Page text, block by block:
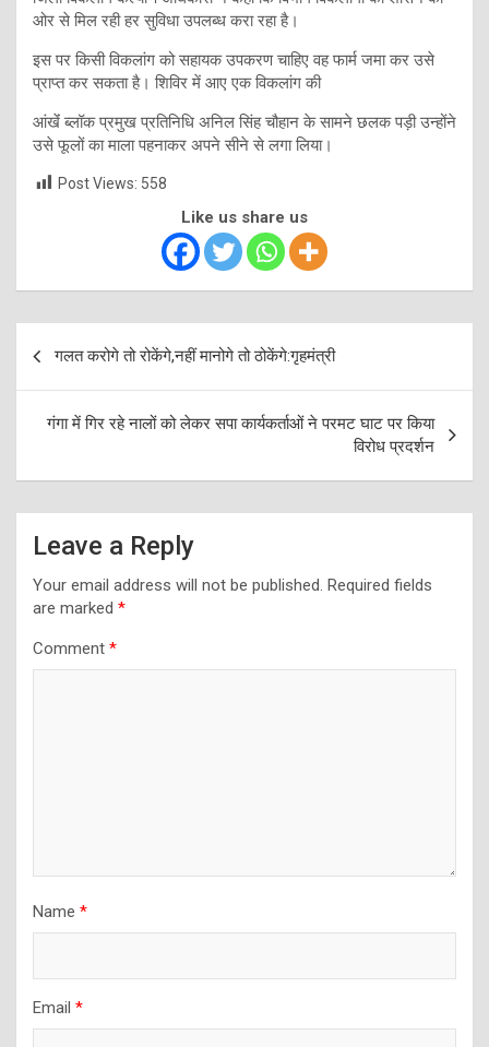
ओर से मिल रही हर सुविधा उपलब्ध करा रहा है।
इस पर किसी विकलांग को सहायक उपकरण चाहिए वह फार्म जमा कर उसे
प्राप्त कर सकता है। शिविर में आए एक विकलांग की
आंखेंं ब्लॉक प्रमुख प्रतिनिधि अनिल सिंह चौहान के सामने छलक पड़ी उन्होंने
उसे फूलों का माला पहनाकर अपने सीने से लगा लिया।
Post Views: 558
Like us share us
गलत करोगे तो रोकेंगे,नहीं मानोगे तो ठोकेंगे:गृहमंत्री
गंगा में गिर रहे नालों को लेकर सपा कार्यकर्ताओं ने परमट घाट पर किया
विरोध प्रदर्शन
Leave a Reply
Your email address will not be published. Required fields
are marked *
Comment *
Name *
Email *